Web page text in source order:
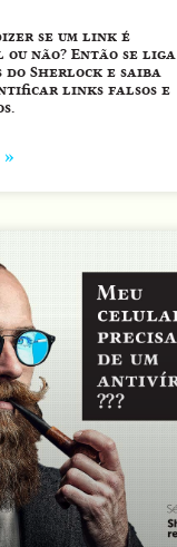
se um link é
ou não? Então se liga
do Sherlock e saiba
links falsos e